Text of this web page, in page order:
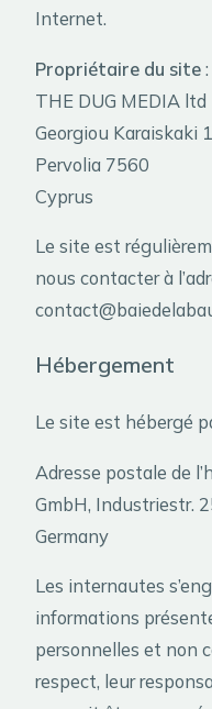
Internet.
Propriétaire du site:
THE DUG MEDIA ltd
Georgiou Karaiskaki
Pervolia 7560
Cyprus
Le site est
nous contacter à
Hébergement
Le site est hébergé
Adresse postale de
GmbH, Industriestr.
Germany
Les internautes
informations
personnelles et non
respect, leur